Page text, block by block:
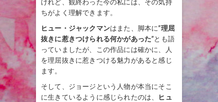
けれど、観終わった今の私には、その気持
ちがよく理解できます。
ヒュー・ジャックマンはまた、脚本に”理屈
抜きに惹きつけられる何かがあった”とも語
っていましたが、この作品には確かに、人
を理屈抜きに惹きつける魅力があると感じ
ます。
そして、ジョージという人物が本当にそこ
に生きているように感じられたのは、 ヒュ